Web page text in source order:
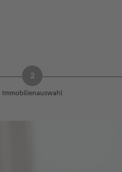
Immobilienauswahl